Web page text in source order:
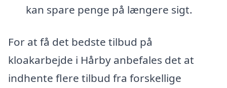
kan spare penge på længere sigt.
For at få det bedste tilbud på
kloakarbejde i Hårby anbefales det at
indhente flere tilbud fra forskellige